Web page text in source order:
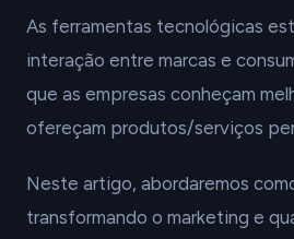
As ferramentas tecnológicas
interação entre marcas e
que as empresas conheçam
ofereçam produtos/serviços
Neste artigo, abordaremos
transformando o marketing e